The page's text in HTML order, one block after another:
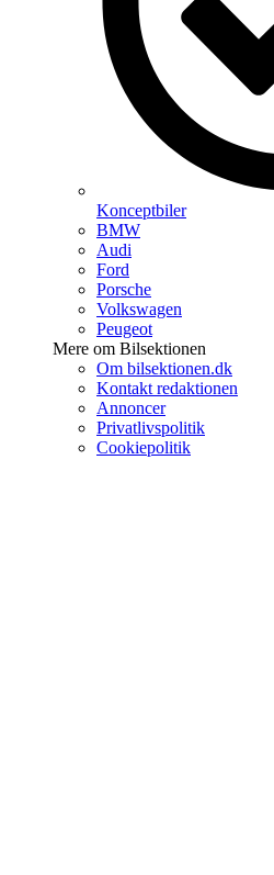
Konceptbiler
BMW
Audi
Ford
Porsche
Volkswagen
Peugeot
Mere om Bilsektionen
Om bilsektionen.dk
Kontakt redaktionen
Annoncer
Privatlivspolitik
Cookiepolitik